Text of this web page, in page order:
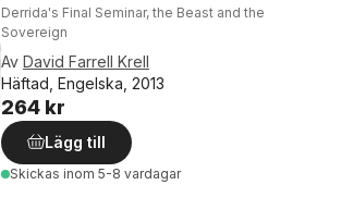
Derrida's Final Seminar, the Beast and the
Sovereign
Av David Farrell Krell
Häftad, Engelska, 2013
264 kr
Lägg till
Skickas inom 5-8 vardagar